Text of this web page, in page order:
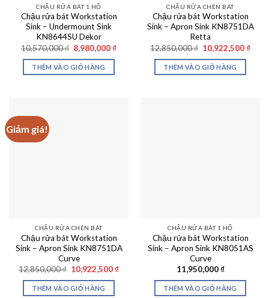
CHẬU RỬA BÁT 1 HỐ
Chậu rửa bát Workstation
Sink – Undermount Sink
KN8644SU Dekor
10,570,000₫ Giá
gốc
là:
10,570,000 ₫.
8,980,000 ₫Giá
THÊM VÀO GIỎ HÀNG
CHẬU RỬA CHÉN BÁT
Chậu rửa bát Workstation
Sink – Apron Sink KN8751DA
Retta
12,850,000₫ Giá
gốc
là:
12,850,000 ₫.
10,922,500 ₫Giá
THÊM VÀO GIỎ HÀNG
Giảm giá!
CHẬU RỬA CHÉN BÁT
Chậu rửa bát Workstation
Sink – Apron Sink KN8751DA
Curve
12,850,000₫ Giá
gốc
là:
12,850,000 ₫.
10,922,500 ₫Giá
THÊM VÀO GIỎ HÀNG
CHẬU RỬA BÁT 1 HỐ
Chậu rửa bát Workstation
Sink – Apron Sink KN8051AS
Curve
11,950,000₫
THÊM VÀO GIỎ HÀNG